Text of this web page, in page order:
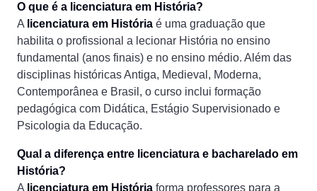
O que é a licenciatura em História?
A licenciatura em História é uma graduação que
habilita o profissional a lecionar História no ensino
fundamental (anos finais) e no ensino médio. Além das
disciplinas históricas Antiga, Medieval, Moderna,
Contemporânea e Brasil, o curso inclui formação
pedagógica com Didática, Estágio Supervisionado e
Psicologia da Educação.
Qual a diferença entre licenciatura e bacharelado em
História?
A licenciatura em História forma professores para a